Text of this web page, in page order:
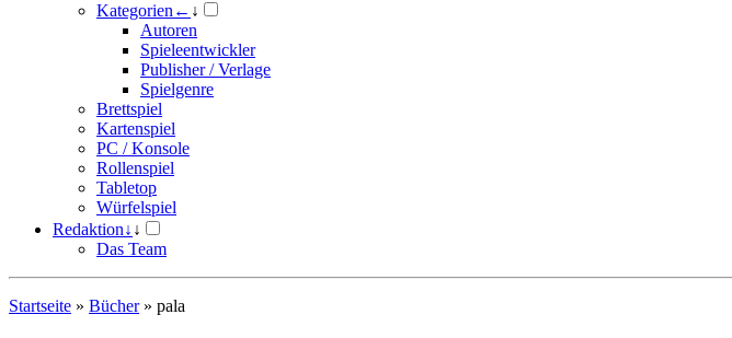
Kategorien ← ↓
Autoren
Spieleentwickler
Publisher / Verlage
Spielgenre
Brettspiel
Kartenspiel
PC / Konsole
Rollenspiel
Tabletop
Würfelspiel
Redaktion↓ ↓
Das Team
Startseite » Bücher» pala